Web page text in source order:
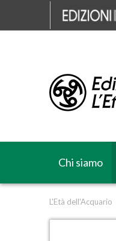
Chi siamo
L'Età dell'Acquario